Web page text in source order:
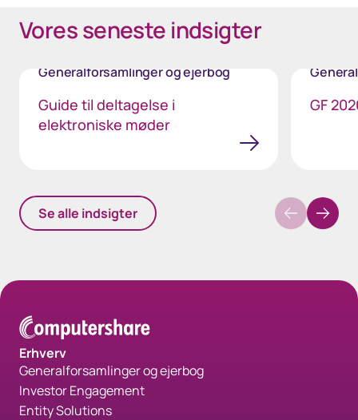
Vores seneste indsigter
Generalforsamlinger og ejerbog
Guide til deltagelse i
elektroniske møder
GF
Se alle indsigter
Erhverv
Generalforsamlinger og ejerbog
Investor Engagement
Entity Solutions